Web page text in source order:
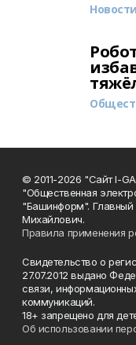
Новости
© 2011-2026 "Сайт I-
"Общественная
"Башинформ". Главный
Михайлович.
Правила применения
Свидетельство о
27.07.2012 выдано
связи,
коммуникаций.
18+ запрещено для
Об использовании